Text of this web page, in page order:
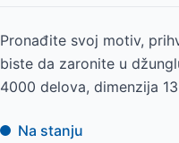
Pronađite svoj motiv,
biste da zaronite u
4000 delova, dimenzija
Na stanju